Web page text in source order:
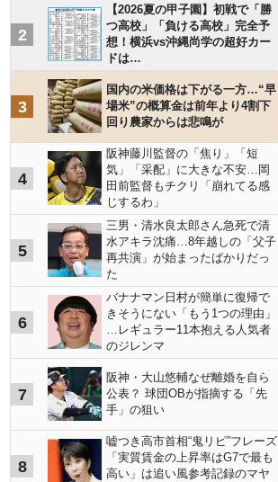
2
【2026夏の甲子園】初戦で「勝
つ高校」「負ける高校」完全予
想！横浜vs沖縄尚学の超好カー
ドは…
3
国内の米価格は下がる一方…“早
場米”の概算金は前年より4割下
回り農家からは悲鳴が
4
阪神藤川監督の「焦り」「短
気」「采配」に大きな不安…岡
田前監督もチクリ「崩れてる感
じするわ」
5
三男・清水良太郎さん急死で清
水アキラ沈痛…8年越しの「父子
再共演」が始まったばかりだっ
た
6
バナナマン日村が簡単に復帰で
きそうにない「もう1つの理由」
…レギュラー11本抱える人気者
のジレンマ
7
阪神・大山悠輔なぜ離婚を自ら
公表？ 球団OBが指摘する「先
手」の狙い
8
嘘つき高市首相“鬼リピ”フレーズ
「実質賃金の上昇率はG7で最も
高い」は追い風参考記録のマヤ